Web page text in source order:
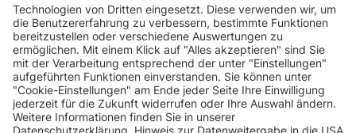
INFORMATIONEN